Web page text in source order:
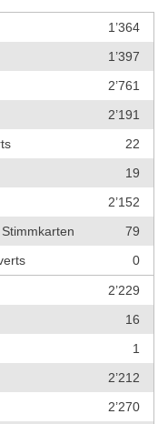
1’364
1’397
2’761
2’191
22
19
2’152
79
0
2’229
16
1
2’212
2’270